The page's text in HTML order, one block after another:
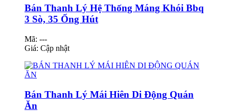
Bán Thanh Lý Hệ Thống Máng Khói Bbq
3 Sò, 35 Ống Hút
Mã: ---
Giá: Cập nhật
Bán Thanh Lý Mái Hiên Di Động Quán
Ăn